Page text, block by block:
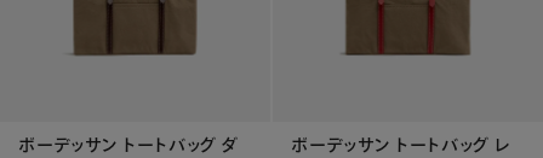
ボーデッサン トートバッグ ダ
ボーデッサン トートバッグ レ